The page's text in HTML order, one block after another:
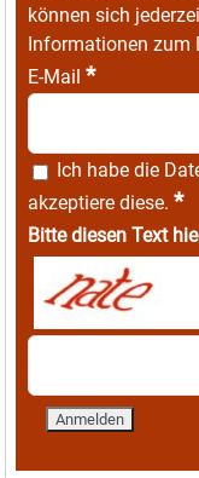
können sich
Informationen zum
E-Mail *
Ich habe die
akzeptiere diese. *
Bitte diesen Text